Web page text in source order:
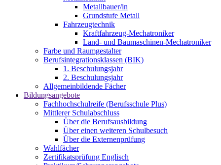
Metallbauer/in
Grundstufe Metall
Fahrzeugtechnik
Kraftfahrzeug-Mechatroniker
Land- und Baumaschinen-Mechatroniker
Farbe und Raumgestalter
Berufsintegrationsklassen (BIK)
1. Beschulungsjahr
2. Beschulungsjahr
Allgemeinbildende Fächer
Bildungsangebote
Fachhochschulreife (Berufsschule Plus)
Mittlerer Schulabschluss
Über die Berufsausbildung
Über einen weiteren Schulbesuch
Über die Externenprüfung
Wahlfächer
Zertifikatsprüfung Englisch